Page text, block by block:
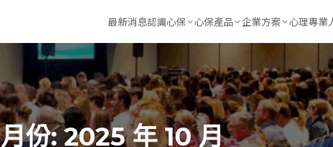
最新消息認識心保
心保故事
合作專家
合作夥伴
心保產品
心保Empower學習網
心動全台灣公益專案
睡飽飽APP (紓壓、睡眠)
量表評測
企業方案
線上研討會委辦
EAP員工方案
心理專業
遠距諮商視
月份:2025 年 10 月